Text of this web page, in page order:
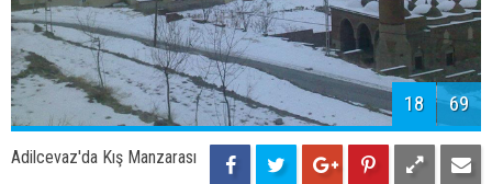
18 69
Adilcevaz'da Kış Manzarası